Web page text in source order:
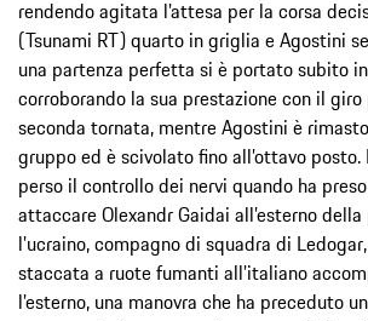
rendendo agitata l’attesa per la corsa
(Tsunami RT) quarto in griglia e Agostini
una partenza perfetta si è portato subito
corroborando la sua prestazione con il
seconda tornata, mentre Agostini è
gruppo ed è scivolato fino all’ottavo posto.
perso il controllo dei nervi quando ha
attaccare Olexandr Gaidai all’esterno
l’ucraino, compagno di squadra di
staccata a ruote fumanti all’italiano
l’esterno, una manovra che ha preceduto